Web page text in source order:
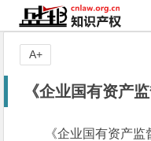
《企业国有资产
《企业国有资产
A+